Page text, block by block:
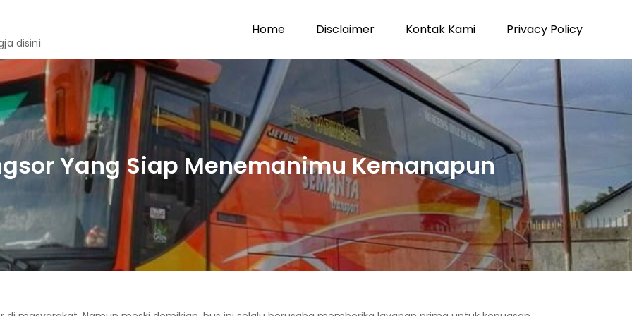
disini
Home Disclaimer Kontak Kami Privacy Policy
Yang Siap Menemanimu Kemanapun